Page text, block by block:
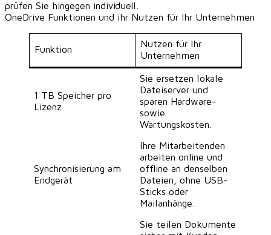
prüfen Sie hingegen individuell.
OneDrive Funktionen und ihr Nutzen für Ihr Unternehmen
Funktion
Nutzen für Ihr
Unternehmen
1 TB Speicher pro
Lizenz
Sie ersetzen lokale
Dateiserver und
sparen Hardware-
sowie
Wartungskosten.
Synchronisierung am
Endgerät
Ihre Mitarbeitenden
arbeiten online und
offline an denselben
Dateien, ohne USB-
Sticks oder
Mailanhänge.
Sie teilen Dokumente